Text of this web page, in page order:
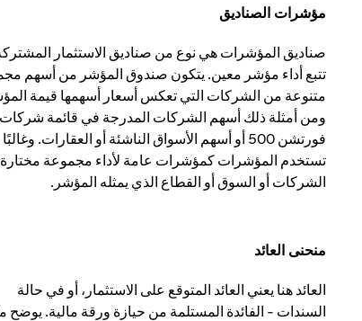
مؤشرات الصناديق
صناديق المؤشرات هي نوع من صناديق الاستثمار
تتبع أداء مؤشر معين. يتكون صندوق المؤشر من أسهم
متنوعة من الشركات التي تعكس أسعار أسهمها قيمة
ومن أمثلة ذلك أسهم الشركات المدرجة في قائمة شركات
فورتشن 500 أو أسهم الأسواق الناشئة أو العقارات.
تستخدم المؤشرات كمؤشرات عامة لأداء مجموعة
الشركات أو السوق أو القطاع الذي يمثله المؤشر.
منحنى العائد
العائد هنا يعني العائد المتوقع على الاستثمار، أو في حالة
السندات - الفائدة المستلمة من حيازة ورقة مالية. يوضح